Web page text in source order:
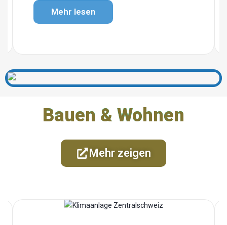
Mehr lesen
Bauen & Wohnen
Mehr zeigen